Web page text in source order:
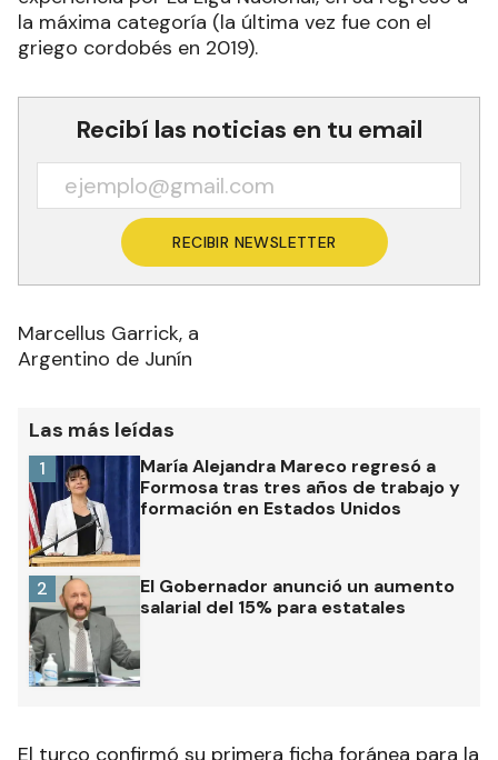
la máxima categoría (la última vez fue con el
griego cordobés en 2019).
Recibí las noticias en tu email
RECIBIR NEWSLETTER
Marcellus Garrick, a
Argentino de Junín
Las más leídas
María Alejandra Mareco regresó a
Formosa tras tres años de trabajo y
formación en Estados Unidos
1
El Gobernador anunció un aumento
salarial del 15% para estatales
2
El turco confirmó su primera ficha foránea para la